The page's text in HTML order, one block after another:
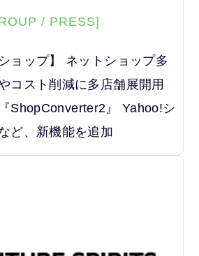
/ PRESS]
ョップ】 ネットショップ多
コスト削減に多店舗展開用
ShopConverter2』 Yahoo!シ
ど、新機能を追加